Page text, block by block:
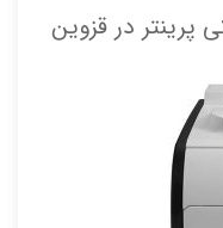
پرینتر در قزوین